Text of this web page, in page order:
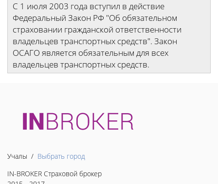
С 1 июля 2003 года вступил в действие
Федеральный Закон РФ "Об обязательном
страховании гражданской ответственности
владельцев транспортных средств". Закон
ОСАГО является обязательным для всех
владельцев транспортных средств.
Учалы / Выбрать город
IN-BROKER Страховой брокер